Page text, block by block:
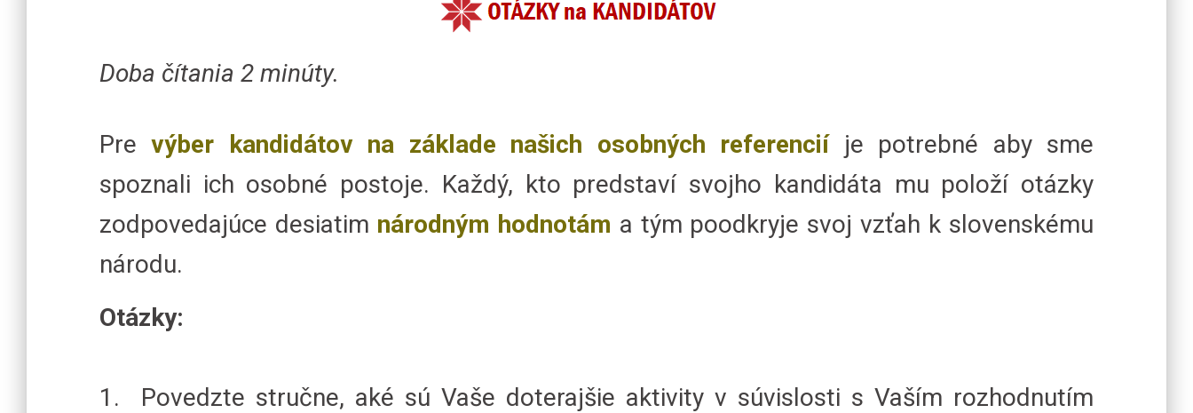
Doba čítania 2 minúty.
Prevýber kandidátov na základe našich osobných referenciíje potrebné aby sme
spoznali ich osobné postoje. Každý, kto predstaví svojho kandidáta mu položí otázky
zodpovedajúce desiatim národným hodnotám a tým poodkryje svoj vzťah k slovenskému
národu.
Otázky:
1. Povedzte stručne, aké sú Vaše doterajšie aktivity v súvislosti s Vaším rozhodnutím